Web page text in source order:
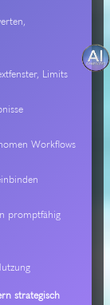
Limits
Workflows
promptfähig
strategisch